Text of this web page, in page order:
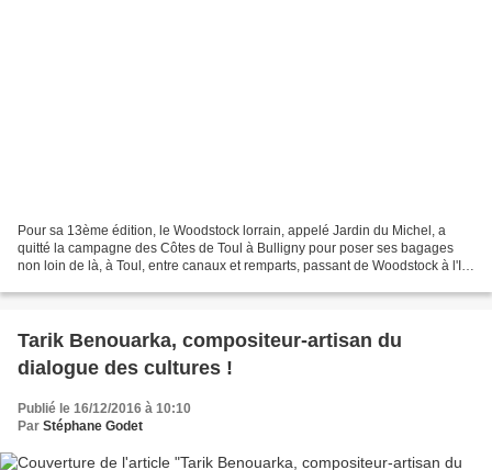
Pour sa 13ème édition, le Woodstock lorrain, appelé Jardin du Michel, a
quitté la campagne des Côtes de Toul à Bulligny pour poser ses bagages
non loin de là, à Toul, entre canaux et remparts, passant de Woodstock à l'Ile
Tarik Benouarka, compositeur-artisan du
dialogue des cultures !
Publié le 16/12/2016 à 10:10
Par Stéphane Godet